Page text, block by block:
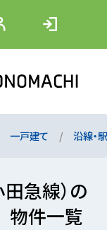
一戸建て 沿線・
急線）の
物件一覧